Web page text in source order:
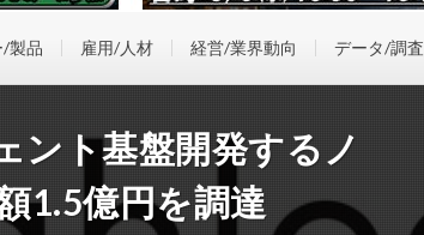
/製品 雇用/人材 経営/業界動向 データ/調査
ント基盤開発するノ
1.5億円を調達